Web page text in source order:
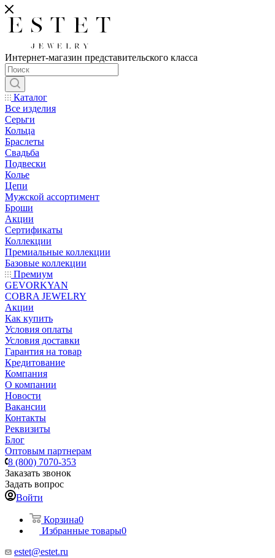
Интернет-магазин представительского класса
Каталог
Все изделия
Серьги
Кольца
Браслеты
Свадьба
Подвески
Колье
Цепи
Мужской ассортимент
Броши
Акции
Сертификаты
Коллекции
Премиальные коллекции
Базовые коллекции
Премиум
GEVORKYAN
COBRA JEWELRY
Акции
Как купить
Условия оплаты
Условия доставки
Гарантия на товар
Кредитование
Компания
О компании
Новости
Вакансии
Контакты
Реквизиты
Блог
Оптовым партнерам
8 (800) 7070-353
Заказать звонок
Задать вопрос
Войти
Корзина0
Избранные товары0
estet@estet.ru